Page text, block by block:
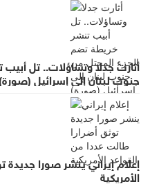
أثارت جدلا وتساؤلات.. تل
جنوب لبنان إلى إسرائيل
إعلام إيراني ينشر صورا جديدة
الأمريكية